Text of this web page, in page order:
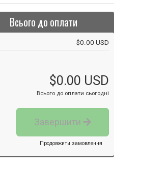
Всього до оплати
$0.00 USD
$0.00 USD
Всього до оплати сьогодні
Завершити
Продовжити замовлення